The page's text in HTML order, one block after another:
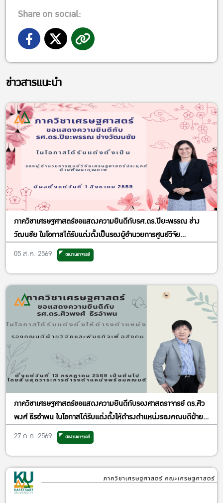
Share on social:
ข่าวสารแนะนำ
ภาควิชาเศรษฐศาสตร์ขอแสดงความยินดีกับรศ.ดร.ปิยะพรรณ ช่าง
วัฒนชัย ในโอกาสได้รับแต่งตั้งเป็นรองผู้อำนวยการศูนย์วิจัย
เศรษฐศาสตร์ประยุกต์ ฝ่ายพัฒนาคุณภาพ
05 ส.ค. 2569 ผลงานอาจารย์
ภาควิชาเศรษฐศาสตร์ขอแสดงความยินดีกับรองศาสตราจารย์ ดร.ศิว
พงศ์ ธีรอำพน ในโอกาสได้รับแต่งตั้งให้ดำรงตำแหน่งรองคณบดีฝ่าย
วิจัยและพันธกิจเพื่อสังคม
27 ก.ค. 2569 ผลงานอาจารย์